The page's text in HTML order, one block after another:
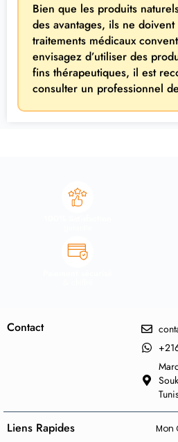
Bien que les produits
des avantages, ils ne
traitements médicaux
envisagez d’utiliser des
fins thérapeutiques, il est
consulter un professionnel
Contact
Liens Rapides Mon